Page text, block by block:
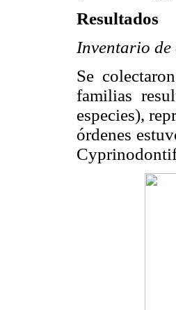
Resultados
Inventario de
Se
familias
especies),
órdenes